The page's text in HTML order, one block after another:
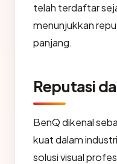
telah terdaftar
menunjukkan
panjang.
Reputasi
BenQ dikenal
kuat dalam
solusi visual